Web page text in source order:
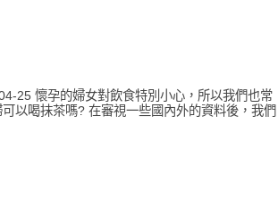
25 懷孕的婦女對飲食特別小心，所以我們也常
以喝抹茶嗎? 在審視一些國內外的資料後，我們